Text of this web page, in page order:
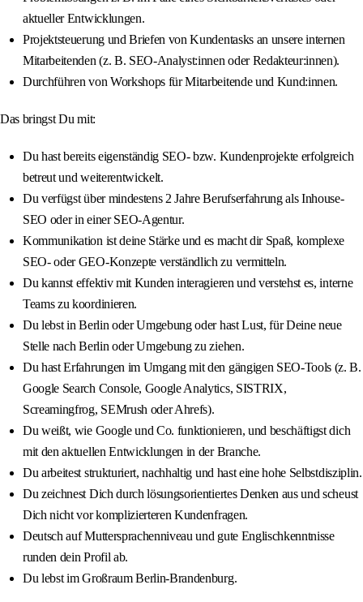
aktueller Entwicklungen.
Projektsteuerung und Briefen von Kundentasks an unsere internen
Mitarbeitenden (z. B. SEO-Analyst:innen oder Redakteur:innen).
Durchführen von Workshops für Mitarbeitende und Kund:innen.
Das bringst Du mit:
Du hast bereits eigenständig SEO- bzw. Kundenprojekte erfolgreich
betreut und weiterentwickelt.
Du verfügst über mindestens 2 Jahre Berufserfahrung als Inhouse-
SEO oder in einer SEO-Agentur.
Kommunikation ist deine Stärke und es macht dir Spaß, komplexe
SEO- oder GEO-Konzepte verständlich zu vermitteln.
Du kannst effektiv mit Kunden interagieren und verstehst es, interne
Teams zu koordinieren.
Du lebst in Berlin oder Umgebung oder hast Lust, für Deine neue
Stelle nach Berlin oder Umgebung zu ziehen.
Du hast Erfahrungen im Umgang mit den gängigen SEO-Tools (z. B.
Google Search Console, Google Analytics, SISTRIX,
Screamingfrog, SEMrush oder Ahrefs).
Du weißt, wie Google und Co. funktionieren, und beschäftigst dich
mit den aktuellen Entwicklungen in der Branche.
Du arbeitest strukturiert, nachhaltig und hast eine hohe Selbstdisziplin.
Du zeichnest Dich durch lösungsorientiertes Denken aus und scheust
Dich nicht vor komplizierteren Kundenfragen.
Deutsch auf Muttersprachenniveau und gute Englischkenntnisse
runden dein Profil ab.
Du lebst im Großraum Berlin-Brandenburg.